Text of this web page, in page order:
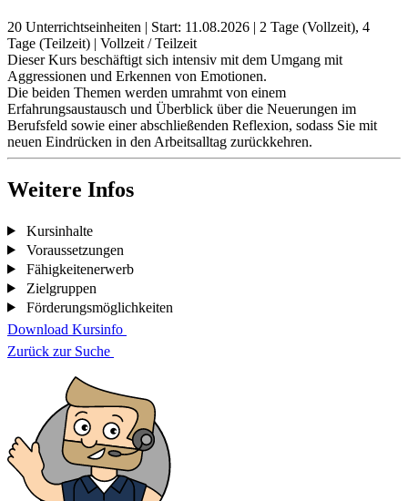
20 Unterrichtseinheiten | Start: 11.08.2026 | 2 Tage (Vollzeit), 4
Tage (Teilzeit) | Vollzeit / Teilzeit
Dieser Kurs beschäftigt sich intensiv mit dem Umgang mit
Aggressionen und Erkennen von Emotionen.
Die beiden Themen werden umrahmt von einem
Erfahrungsaustausch und Überblick über die Neuerungen im
Berufsfeld sowie einer abschließenden Reflexion, sodass Sie mit
neuen Eindrücken in den Arbeitsalltag zurückkehren.
Weitere Infos
Kursinhalte
Voraussetzungen
Fähigkeitenerwerb
Zielgruppen
Förderungsmöglichkeiten
Download Kursinfo
Zurück zur Suche